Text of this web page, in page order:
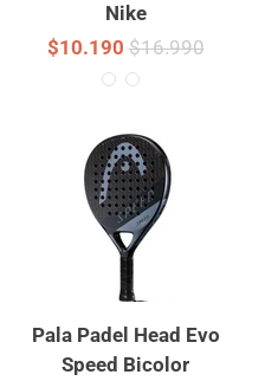
Nike
$10.190$16.990
Pala Padel Head Evo
Speed Bicolor